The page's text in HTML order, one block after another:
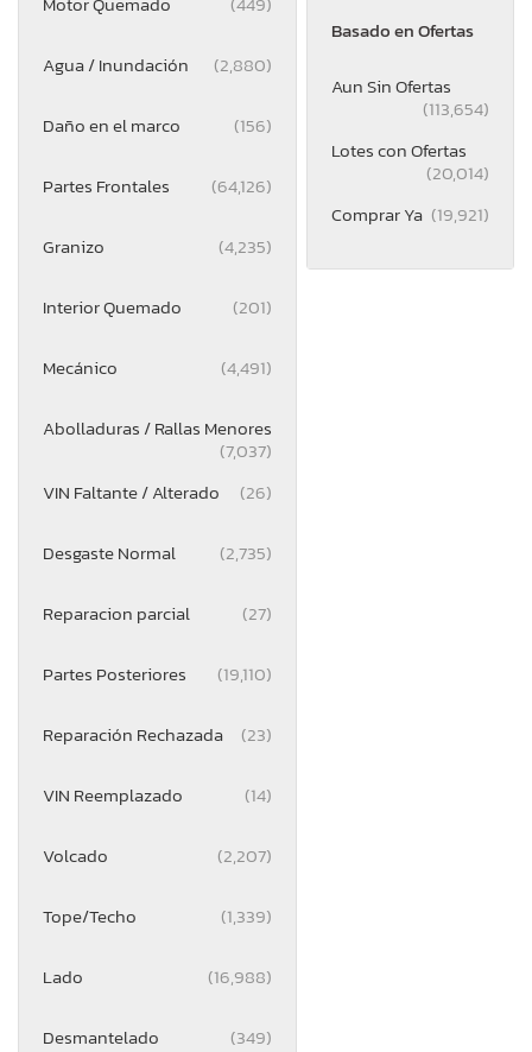
Agua / Inundación (2,880)
Daño en el marco (156)
Partes Frontales (64,126)
Granizo (4,235)
Interior Quemado (201)
Mecánico (4,491)
Abolladuras / Rallas Menores
(7,037)
VIN Faltante / Alterado
(26)
Desgaste Normal (2,735)
Reparacion parcial (27)
Partes Posteriores (19,110)
Reparación Rechazada (23)
VIN Reemplazado (14)
Volcado (2,207)
Tope/Techo (1,339)
Lado (16,988)
Desmantelado (349)
Basado en Ofertas
Aun Sin Ofertas
(113,654)
Lotes con Ofertas
(20,014)
Comprar Ya (19,921)